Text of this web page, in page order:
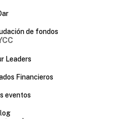
de fondos
Leaders
Financieros
eventos